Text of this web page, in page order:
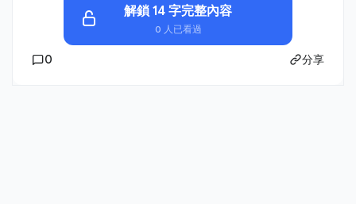
解鎖 14 字完整內容
0 人已看過
0 分享